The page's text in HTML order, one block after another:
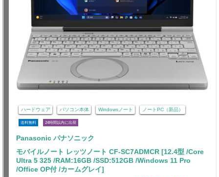
ハードウェア パソコン本体 Windowsノート ノートPC（新品）
送料無料 24時間以内に出荷
Panasonic パナソニック
モバイルノート レッツノート CF-SC7ADMCR [12.4型 /Core
Ultra 5 325 /RAM:16GB /SSD:512GB /Windows 11 Pro
/Office OP付 /カームグレイ]